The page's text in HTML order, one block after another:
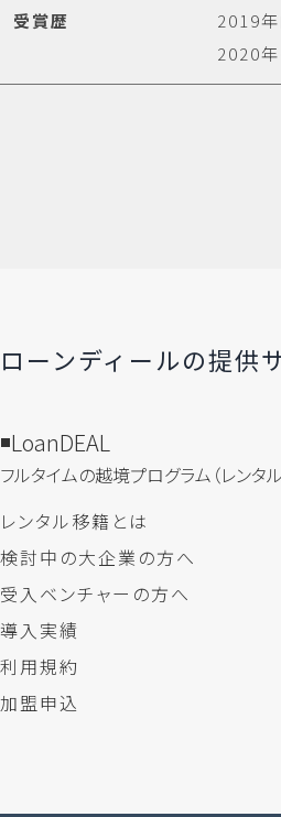
受賞歴
2019年
2020年
ローンディールの​提供
LoanDEAL
フルタイムの越境プログラム​（レンタ
レンタル移籍とは
検討中の大企業の方へ
受入ベンチャーの方へ
導入実績
利用規約
加盟申込